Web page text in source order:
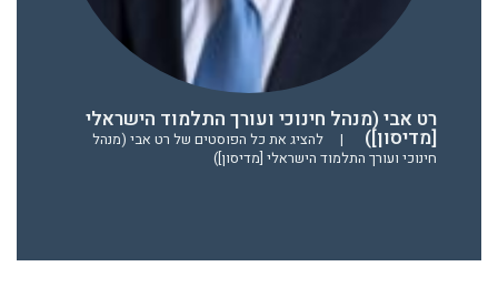
רט אבי (מנהל חינוכי ועורך התלמוד הישראלי
[מדיסון]) |
להציג את כל הפוסטים של רט אבי (מנהל
חינוכי ועורך התלמוד הישראלי [מדיסון])